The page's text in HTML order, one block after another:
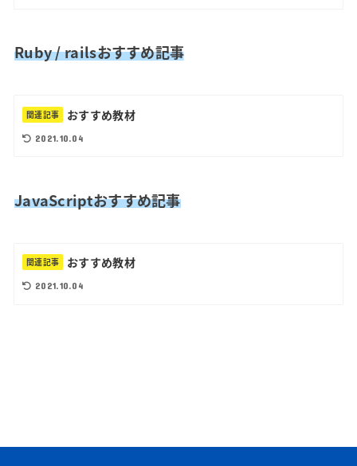
Ruby / railsおすすめ記事
関連記事 おすすめ教材
2021.10.04
JavaScriptおすすめ記事
関連記事 おすすめ教材
2021.10.04